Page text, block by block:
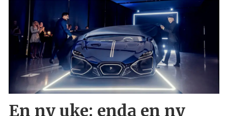
En ny uke: enda en ny